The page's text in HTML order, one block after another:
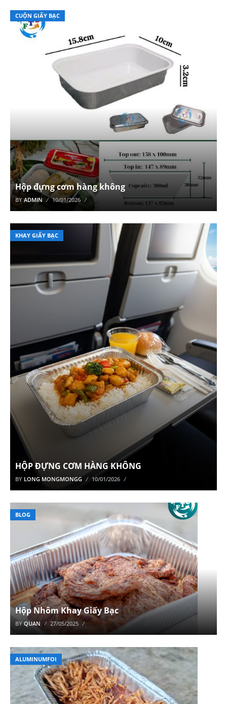
CUỘN GIẤY BẠC
Hộp đựng cơm hàng không
BYADMIN 10/01/2026
KHAY GIẤY BẠC
HỘP ĐỰNG CƠM HÀNG KHÔNG
BY LONG MONGMONGG 10/01/2026
BLOG
Hộp Nhôm Khay Giấy Bạc
BYQUAN 27/05/2025
ALUMINUMFOI